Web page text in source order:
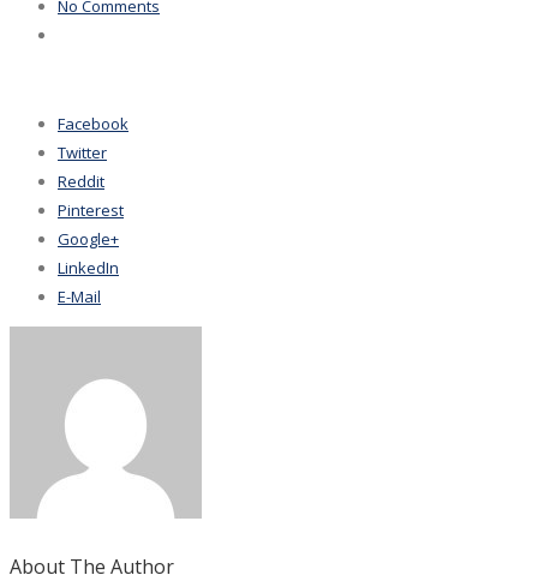
No Comments
Facebook
Twitter
Reddit
Pinterest
Google+
LinkedIn
E-Mail
About The Author